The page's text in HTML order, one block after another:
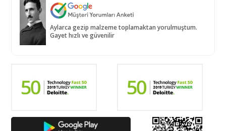
Aylarca gezip malzeme toplamaktan yorulmuştum.
Gayet hızlı ve güvenilir